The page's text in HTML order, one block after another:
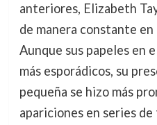
anteriores, Elizabeth
de manera constante
Aunque sus papeles en
más esporádicos, su
pequeña se hizo más
apariciones en series